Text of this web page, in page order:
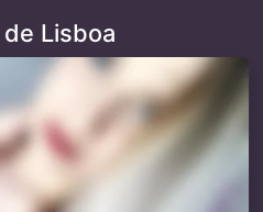
Lisboa